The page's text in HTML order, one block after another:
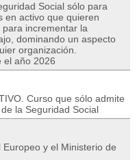
Social sólo para
en activo que quieren
incrementar la
dominando un aspecto
organización.
el año 2026
Curso que sólo admite
la Seguridad Social
y el Ministerio de